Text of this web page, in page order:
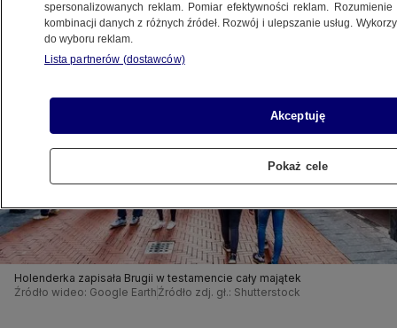
Udostępnij
Holenderka zapisała Brugii w testamencie cały majątek
Źródło wideo: Google Earth Źródło zdj. gł.: Shutterstock
spersonalizowanych reklam. Pomiar efektywności reklam.
kombinacji danych z różnych źródeł. Rozwój i ulepszanie usług.
do wyboru reklam.
Lista partnerów (dostawców)
Akceptuję
Pokaż cele